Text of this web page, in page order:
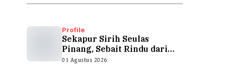
Profile
Sekapur Sirih Seulas
Pinang, Sebait Rindu dari
Tepian Teluk
01 Agustus 2026